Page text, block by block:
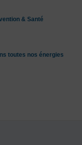
& Santé
toutes nos énergies